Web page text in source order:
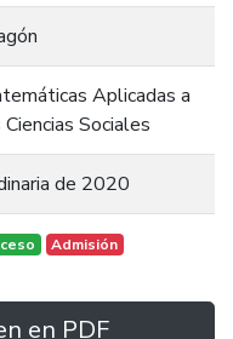
Aplicadas a
Sociales
de 2020
Admisión
en PDF